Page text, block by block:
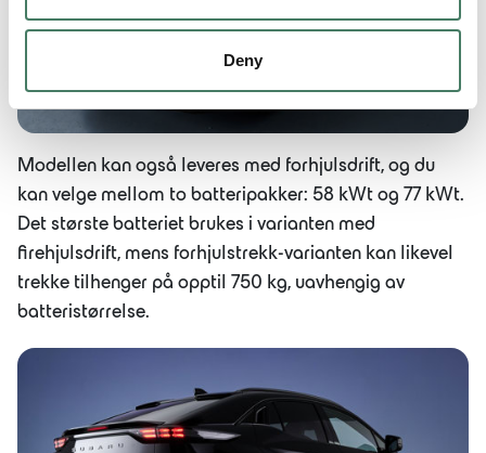
Deny
Modellen kan også leveres med forhjulsdrift, og du
kan velge mellom to batteripakker: 58 kWt og 77 kWt.
Det største batteriet brukes i varianten med
firehjulsdrift, mens forhjulstrekk-varianten kan likevel
trekke tilhenger på opptil 750 kg, uavhengig av
batteristørrelse.